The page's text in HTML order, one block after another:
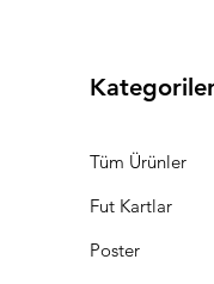
Tüm Ürünler
Fut Kartlar
Poster